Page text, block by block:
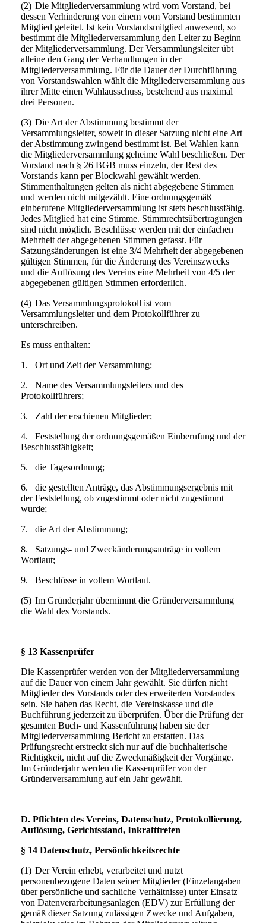
(2) Die Mitgliederversammlung wird vom Vorstand, bei
dessen Verhinderung von einem vom Vorstand bestimmten
Mitglied geleitet. Ist kein Vorstandsmitglied anwesend, so
bestimmt die Mitgliederversammlung den Leiter zu Beginn
der Mitgliederversammlung. Der Versammlungsleiter übt
alleine den Gang der Verhandlungen in der
Mitgliederversammlung. Für die Dauer der Durchführung
von Vorstandswahlen wählt die Mitgliederversammlung aus
ihrer Mitte einen Wahlausschuss, bestehend aus maximal
drei Personen.
(3) Die Art der Abstimmung bestimmt der
Versammlungsleiter, soweit in dieser Satzung nicht eine Art
der Abstimmung zwingend bestimmt ist. Bei Wahlen kann
die Mitgliederversammlung geheime Wahl beschließen. Der
Vorstand nach § 26 BGB muss einzeln, der Rest des
Vorstands kann per Blockwahl gewählt werden.
Stimmenthaltungen gelten als nicht abgegebene Stimmen
und werden nicht mitgezählt. Eine ordnungsgemäß
einberufene Mitgliederversammlung ist stets beschlussfähig.
Jedes Mitglied hat eine Stimme. Stimmrechtsübertragungen
sind nicht möglich. Beschlüsse werden mit der einfachen
Mehrheit der abgegebenen Stimmen gefasst. Für
Satzungsänderungen ist eine 3/4 Mehrheit der abgegebenen
gültigen Stimmen, für die Änderung des Vereinszwecks
und die Auflösung des Vereins eine Mehrheit von 4/5 der
abgegebenen gültigen Stimmen erforderlich.
(4) Das Versammlungsprotokoll ist vom
Versammlungsleiter und dem Protokollführer zu
unterschreiben.
Es muss enthalten:
1.
Ort und Zeit der Versammlung;
2.
Name des Versammlungsleiters und des
Protokollführers;
3.
Zahl der erschienen Mitglieder;
4.
Feststellung der ordnungsgemäßen Einberufung und der
Beschlussfähigkeit;
5.
die Tagesordnung;
6.
die gestellten Anträge, das Abstimmungsergebnis mit
der Feststellung, ob zugestimmt oder nicht zugestimmt
wurde;
7.
die Art der Abstimmung;
8.
Satzungs- und Zweckänderungsanträge in vollem
Wortlaut;
9.
Beschlüsse in vollem Wortlaut.
(5) Im Gründerjahr übernimmt die Gründerversammlung
die Wahl des Vorstands.
§ 13 Kassenprüfer
Die Kassenprüfer werden von der Mitgliederversammlung
auf die Dauer von einem Jahr gewählt. Sie dürfen nicht
Mitglieder des Vorstands oder des erweiterten Vorstandes
sein. Sie haben das Recht, die Vereinskasse und die
Buchführung jederzeit zu überprüfen. Über die Prüfung der
gesamten Buch- und Kassenführung haben sie der
Mitgliederversammlung Bericht zu erstatten. Das
Prüfungsrecht erstreckt sich nur auf die buchhalterische
Richtigkeit, nicht auf die Zweckmäßigkeit der Vorgänge.
Im Gründerjahr werden die Kassenprüfer von der
Gründerversammlung auf ein Jahr gewählt.
D. Pflichten des Vereins, Datenschutz, Protokollierung,
Auflösung, Gerichtsstand, Inkrafttreten
§ 14 Datenschutz, Persönlichkeitsrechte
(1) Der Verein erhebt, verarbeitet und nutzt
personenbezogene Daten seiner Mitglieder (Einzelangaben
über persönliche und sachliche Verhältnisse) unter Einsatz
von Datenverarbeitungsanlagen (EDV) zur Erfüllung der
gemäß dieser Satzung zulässigen Zwecke und Aufgaben,